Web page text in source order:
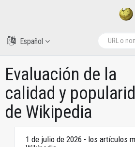
Español
Evaluación de la
calidad y
de Wikipedia
1 de julio de 2026 - los artículos